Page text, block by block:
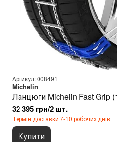
Артикул: 008491
Michelin
Ланцюги Michelin Fast Grip
32 395 грн/2 шт.
Термін доставки 7-10 робочих днів
Купити